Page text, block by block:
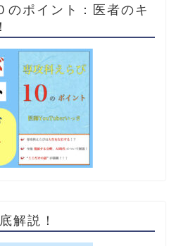
ポイント：医者のキ
解説！